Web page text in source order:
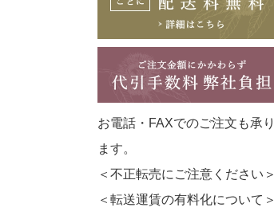
お電話・FAXでのご注文も承り
ます。
＜不正転売にご注意ください＞
＜転送運賃の有料化について＞